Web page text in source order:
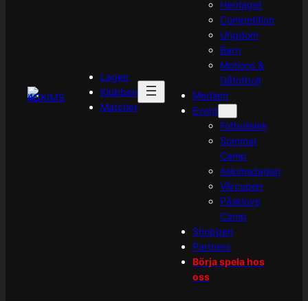
Lagen
Klubben
Matcher
Herrlaget
Competition
Ungdom
Barn
Motions &
Gåfotboll
Medlem
Event
Fotbollslek
Sommar
Camp
Askimsdagen
Vårcupen
Påsklovs
Camp
Shoppen
Partners
Börja spela hos
oss